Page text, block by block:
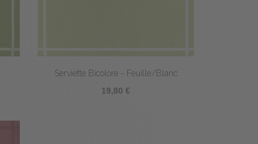
Serviette Bicolore - Feuille/Blanc
19,80 €